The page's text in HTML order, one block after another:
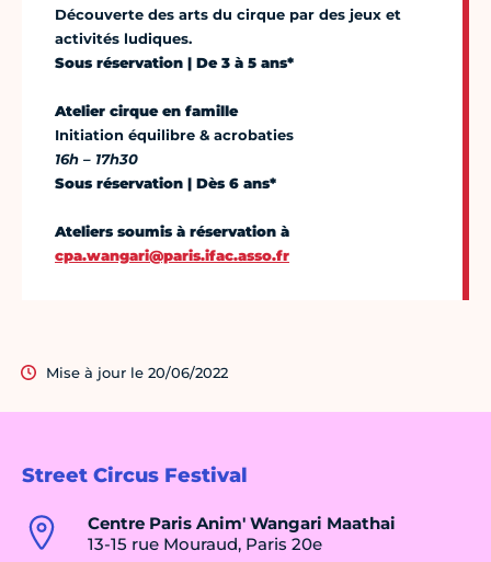
Street Circus Festival
Centre Paris Anim' Wangari Maathai
13-15 rue Mouraud, Paris 20e
Découverte des arts du cirque par des jeux et
activités ludiques.
Sous réservation | De 3 à 5 ans*
Atelier cirque en famille
Initiation équilibre & acrobaties
16h – 17h30
Sous réservation | Dès 6 ans*
Ateliers soumis à réservation à
cpa.wangari@paris.ifac.asso.fr
Mise à jour le 20/06/2022